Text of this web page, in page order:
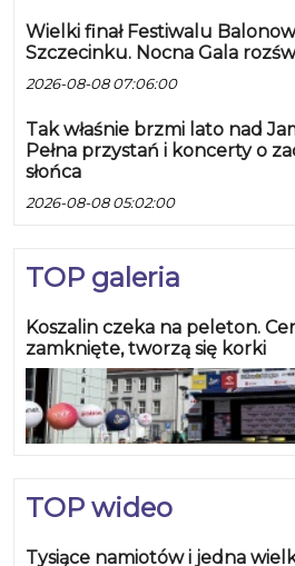
Wielki finał Festiwalu
Szczecinku. Nocna Gala
2026-08-08 07:06:00
Tak właśnie brzmi lato nad
Pełna przystań i koncerty o
słońca
2026-08-08 05:02:00
TOP galeria
Koszalin czeka na peleton.
zamknięte, tworzą się korki
TOP wideo
Tysiące namiotów i jedna